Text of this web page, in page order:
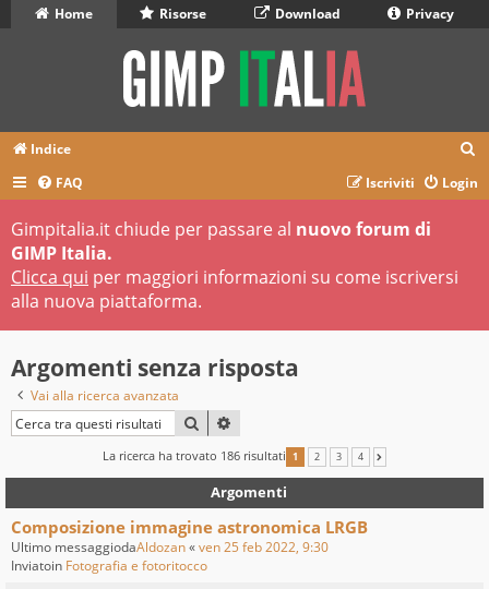
Home Risorse Download Privacy
Indice
r
FAQ Login
Iscriviti
Gimpitalia.it chiude per passare al nuovo forum di
GIMP Italia.
Clicca qui per maggiori informazioni su come iscriversi
alla nuova piattaforma.
Argomenti senza risposta
Vai alla ricerca avanzata
CERCA
La ricerca ha trovato 186 risultati 1 2 3 4
Argomenti
Composizione immagine astronomica LRGB
Ultimo messaggiodaAldozan«ven 25 feb 2022, 9:30
Inviatoin Fotografia e fotoritocco